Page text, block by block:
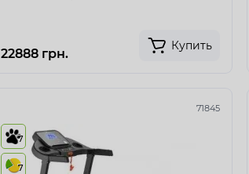
22888 грн.
Купить
71845
7
7